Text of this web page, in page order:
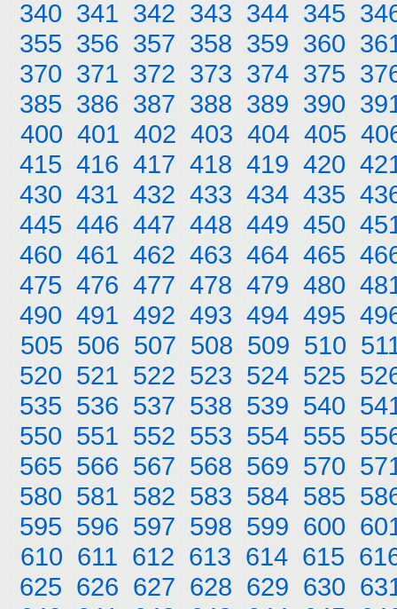
340 341 342 343 344 345
355 356 357 358 359 360
370 371 372 373 374 375
385 386 387 388 389 390
400 401 402 403 404 405
415 416 417 418 419 420
430 431 432 433 434 435
445 446 447 448 449 450
460 461 462 463 464 465
475 476 477 478 479 480
490 491 492 493 494 495
505 506 507 508 509 510
520 521 522 523 524 525
535 536 537 538 539 540
550 551 552 553 554 555
565 566 567 568 569 570
580 581 582 583 584 585
595 596 597 598 599 600
610 611 612 613 614 615
625 626 627 628 629 630